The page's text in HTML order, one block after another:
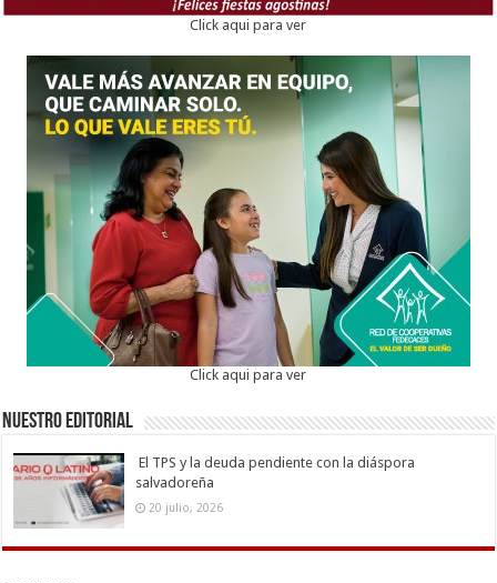
Click aqui para ver
Click aqui para ver
Nuestro Editorial
El TPS y la deuda pendiente con la diáspora
salvadoreña
20 julio, 2026